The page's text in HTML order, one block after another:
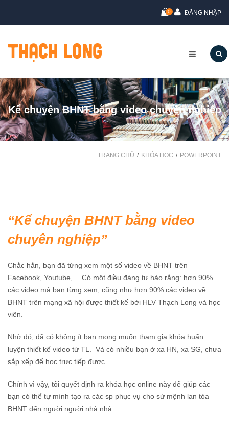
0 ĐĂNG NHẬP
Kể chuyện BHNT bằng video chuyên nghiệp
TRANG CHỦ KHÓA HỌC POWERPOINT
Kể chuyện BHNT bằng video
chuyên nghiệp
Chắc hẳn, bạn đã từng xem một số video về BHNT trên
Facebook, Youtube,… Có một điều đáng tự hào rằng: hơn 90%
các video mà bạn từng xem, cũng như hơn 90% các video về
BHNT trên mạng xã hội được thiết kế bởi HLV Thạch Long và học
viên.
Nhờ đó, đã có không ít bạn mong muốn tham gia khóa huấn
luyện thiết kế video từ TL. Và có nhiều bạn ở xa HN, xa SG, chưa
sắp xếp để học trực tiếp được.
Chính vì vậy, tôi quyết định ra khóa học online này để giúp các
bạn có thể tự mình tạo ra các sp phục vụ cho sứ mệnh lan tỏa
BHNT đến người người nhà nhà.